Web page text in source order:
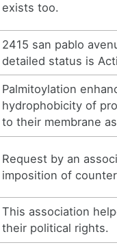
exists too.
2415 san pablo
detailed status is
Palmitoylation
hydrophobicity of
to their membrane
Request by an
imposition of
This association
their political rights.